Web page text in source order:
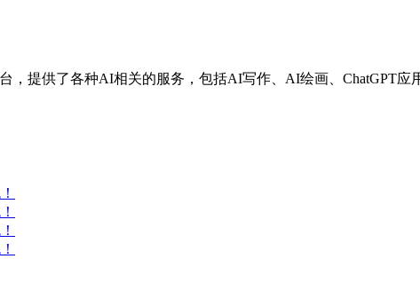
提供了各种AI相关的服务，包括AI写作、AI绘画、ChatGPT应